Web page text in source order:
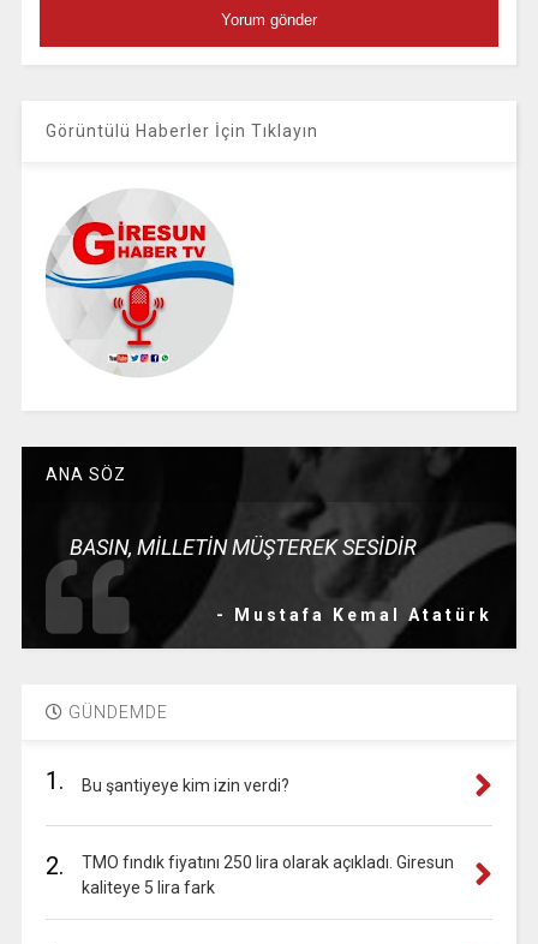
Görüntülü Haberler İçin Tıklayın
ANA SÖZ
BASIN, MİLLETİN MÜŞTEREK SESİDİR
- Mustafa Kemal Atatürk
GÜNDEMDE
1. Bu şantiyeye kim izin verdi?
2.
TMO fındık fiyatını 250 lira olarak açıkladı. Giresun
kaliteye 5 lira fark